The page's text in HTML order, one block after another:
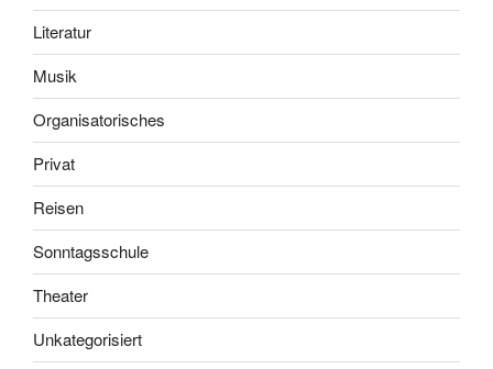
Literatur
Musik
Organisatorisches
Privat
Reisen
Sonntagsschule
Theater
Unkategorisiert